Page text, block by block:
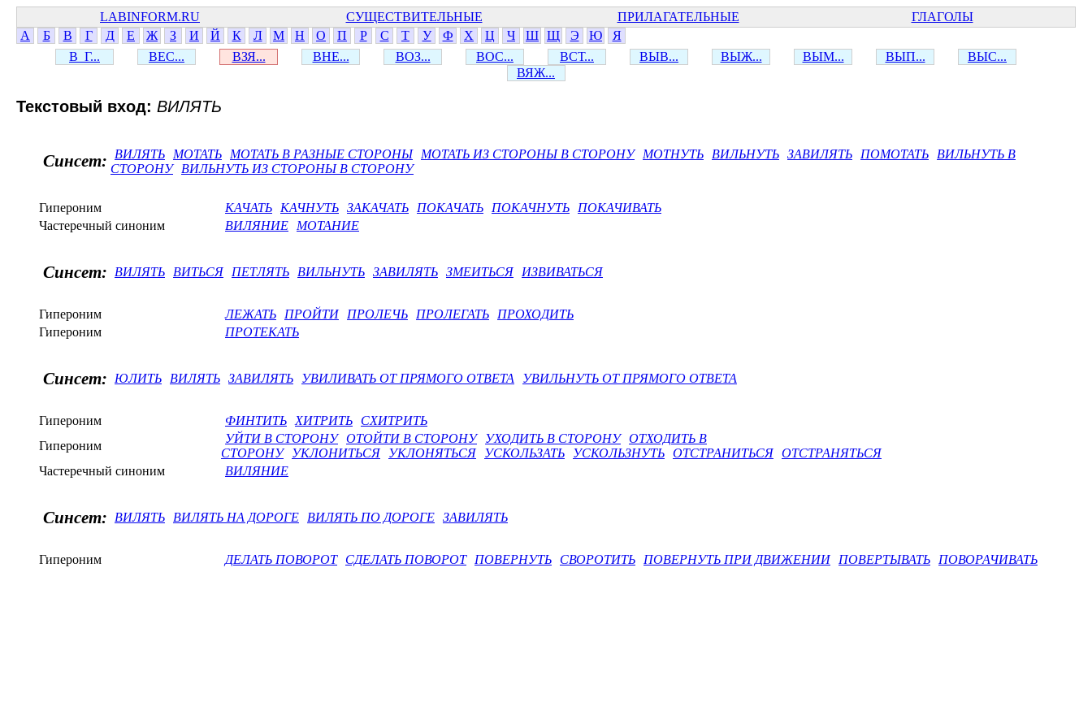
LABINFORM.RU СУЩЕСТВИТЕЛЬНЫЕ ПРИЛАГАТЕЛЬНЫЕ
ГЛАГОЛЫ
А
Б В Г Д Е Ж З И Й К Л М Н О П Р С Т У Ф Х Ц Ч Ш Щ Э Ю
Я
В_Г...
ВЕС... ВЗЯ... ВНЕ... ВОЗ... ВОС... ВСТ... ВЫВ... ВЫЖ... ВЫМ... ВЫП...
ВЫС...
ВЯЖ...
Текстовый вход: ВИЛЯТЬ
Синсет: ВИЛЯТЬ МОТАТЬ МОТАТЬ В РАЗНЫЕ СТОРОНЫ МОТАТЬ ИЗ СТОРОНЫ В СТОРОНУ МОТНУТЬ ВИЛЬНУТЬ ЗАВИЛЯТЬ ПОМОТАТЬ
ВИЛЬНУТЬ В
СТОРОНУ
ВИЛЬНУТЬ ИЗ СТОРОНЫ В СТОРОНУ
Гипероним КАЧАТЬ КАЧНУТЬ ЗАКАЧАТЬ ПОКАЧАТЬ ПОКАЧНУТЬ
ПОКАЧИВАТЬ
Частеречный синоним
ВИЛЯНИЕ МОТАНИЕ
Синсет: ВИЛЯТЬ ВИТЬСЯ ПЕТЛЯТЬ ВИЛЬНУТЬ ЗАВИЛЯТЬ ЗМЕИТЬСЯ ИЗВИВАТЬСЯ
Гипероним ЛЕЖАТЬ ПРОЙТИ ПРОЛЕЧЬ ПРОЛЕГАТЬ
ПРОХОДИТЬ
Гипероним
ПРОТЕКАТЬ
Синсет: ЮЛИТЬ ВИЛЯТЬ ЗАВИЛЯТЬ УВИЛИВАТЬ ОТ ПРЯМОГО ОТВЕТА УВИЛЬНУТЬ ОТ ПРЯМОГО ОТВЕТА
Гипероним ФИНТИТЬ ХИТРИТЬ
СХИТРИТЬ
Гипероним
УЙТИ В СТОРОНУ ОТОЙТИ В СТОРОНУ УХОДИТЬ В СТОРОНУ ОТХОДИТЬ В
СТОРОНУ
УКЛОНИТЬСЯ УКЛОНЯТЬСЯ УСКОЛЬЗАТЬ УСКОЛЬЗНУТЬ ОТСТРАНИТЬСЯ ОТСТРАНЯТЬСЯ
Частеречный синоним
ВИЛЯНИЕ
Синсет: ВИЛЯТЬ ВИЛЯТЬ НА ДОРОГЕ ВИЛЯТЬ ПО ДОРОГЕ ЗАВИЛЯТЬ
Гипероним ДЕЛАТЬ ПОВОРОТ СДЕЛАТЬ ПОВОРОТ ПОВЕРНУТЬ СВОРОТИТЬ ПОВЕРНУТЬ ПРИ ДВИЖЕНИИ ПОВЕРТЫВАТЬ ПОВОРАЧИВАТЬ